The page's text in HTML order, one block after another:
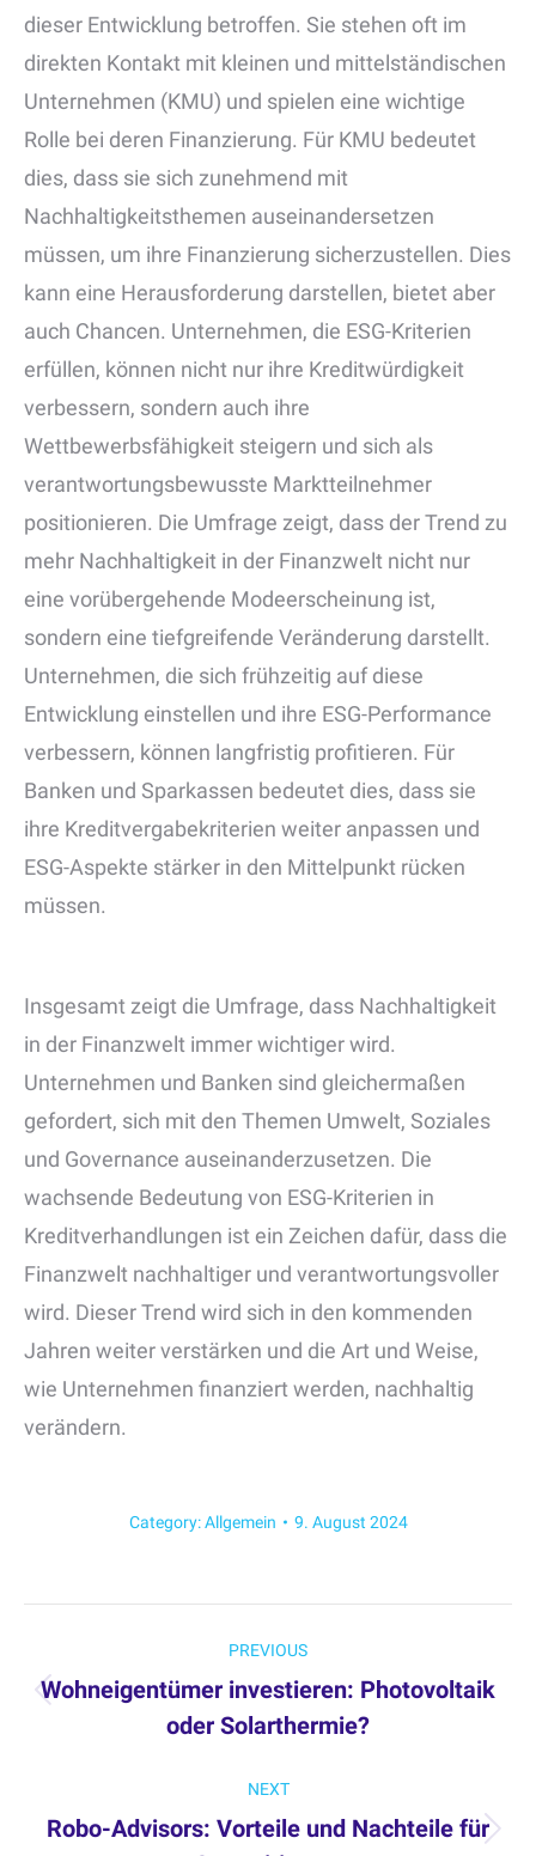
dieser Entwicklung betroffen. Sie stehen oft im
direkten Kontakt mit kleinen und mittelständischen
Unternehmen (KMU) und spielen eine wichtige
Rolle bei deren Finanzierung. Für KMU bedeutet
dies, dass sie sich zunehmend mit
Nachhaltigkeitsthemen auseinandersetzen
müssen, um ihre Finanzierung sicherzustellen. Dies
kann eine Herausforderung darstellen, bietet aber
auch Chancen. Unternehmen, die ESG-Kriterien
erfüllen, können nicht nur ihre Kreditwürdigkeit
verbessern, sondern auch ihre
Wettbewerbsfähigkeit steigern und sich als
verantwortungsbewusste Marktteilnehmer
positionieren. Die Umfrage zeigt, dass der Trend zu
mehr Nachhaltigkeit in der Finanzwelt nicht nur
eine vorübergehende Modeerscheinung ist,
sondern eine tiefgreifende Veränderung darstellt.
Unternehmen, die sich frühzeitig auf diese
Entwicklung einstellen und ihre ESG-Performance
verbessern, können langfristig profitieren. Für
Banken und Sparkassen bedeutet dies, dass sie
ihre Kreditvergabekriterien weiter anpassen und
ESG-Aspekte stärker in den Mittelpunkt rücken
müssen.
Insgesamt zeigt die Umfrage, dass Nachhaltigkeit
in der Finanzwelt immer wichtiger wird.
Unternehmen und Banken sind gleichermaßen
gefordert, sich mit den Themen Umwelt, Soziales
und Governance auseinanderzusetzen. Die
wachsende Bedeutung von ESG-Kriterien in
Kreditverhandlungen ist ein Zeichen dafür, dass die
Finanzwelt nachhaltiger und verantwortungsvoller
wird. Dieser Trend wird sich in den kommenden
Jahren weiter verstärken und die Art und Weise,
wie Unternehmen finanziert werden, nachhaltig
verändern.
Category:Allgemein 9. August 2024
navigation
PREVIOUS
Previous
Wohneigentümer investieren: Photovoltaik
oder Solarthermie?
NEXT
Next
Robo-Advisors: Vorteile und Nachteile für